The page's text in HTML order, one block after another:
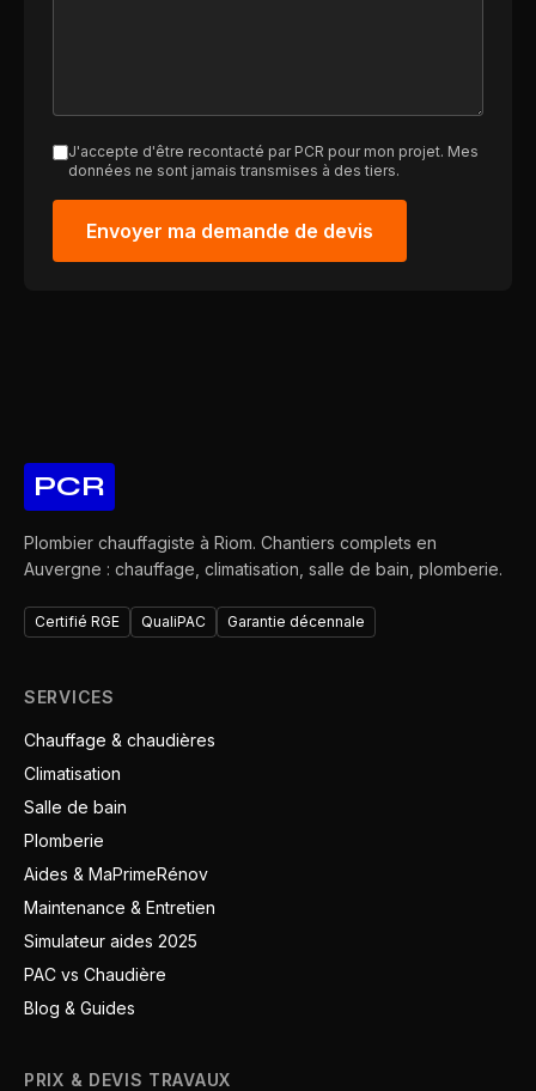
J'accepte d'être recontacté par PCR pour mon projet. Mes
données ne sont jamais transmises à des tiers.
Envoyer ma demande de devis
PCR
Plombier chauffagiste à Riom. Chantiers complets en
Auvergne : chauffage, climatisation, salle de bain, plomberie.
Certifié RGE QualiPAC Garantie décennale
SERVICES
Chauffage & chaudières
Climatisation
Salle de bain
Plomberie
Aides & MaPrimeRénov
Maintenance & Entretien
Simulateur aides 2025
PAC vs Chaudière
Blog & Guides
PRIX & DEVIS TRAVAUX